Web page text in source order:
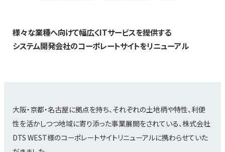
様々な業種へ向けて幅広くITサービスを提供する
システム開発会社のコーポレートサイトをリニューアル
大阪・京都・名古屋に拠点を持ち、それぞれの土地柄や特性、利便
性を活かしつつ地域に寄り添った事業展開をされている、株式会社
DTS WEST様のコーポレートサイトリニューアルに携わらせていた